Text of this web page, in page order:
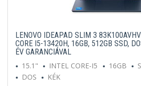
LENOVO IDEAPAD SLIM 3
CORE I5-13420H, 16GB, 512GB SSD,
ÉV GARANCIÁVAL
15.1"
INTEL CORE-I5 16GB
DOS
KÉK